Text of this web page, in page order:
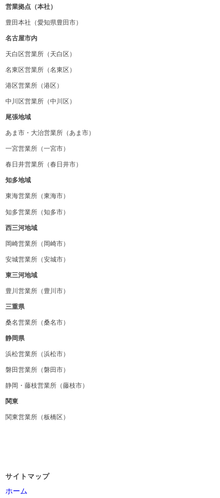
営業拠点（本社）
豊田本社（愛知県豊田市）
名古屋市内
天白区営業所（天白区）
名東区営業所（名東区）
港区営業所（港区）
中川区営業所（中川区）
尾張地域
あま市・大治営業所（あま市）
一宮営業所（一宮市）
春日井営業所（春日井市）
知多地域
東海営業所（東海市）
知多営業所（知多市）
西三河地域
岡崎営業所（岡崎市）
安城営業所（安城市）
東三河地域
豊川営業所（豊川市）
三重県
桑名営業所（桑名市）
静岡県
浜松営業所（浜松市）
磐田営業所（磐田市）
静岡・藤枝営業所（藤枝市）
関東
関東営業所（板橋区）
サイトマップ
ホーム